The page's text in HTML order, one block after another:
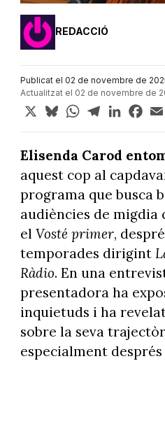
REDACCIÓ
Publicat el 02 de novembre de
Actualitzat el 02 de novembre de
X BlueskyWhatsApp
TelegramLinkedIn
Elisenda Carod
aquest cop al
programa que busca
audiències de migdia
el Vosté primer,
temporades dirigint
Ràdio. En una
presentadora ha
inquietuds i ha
sobre la seva
especialment